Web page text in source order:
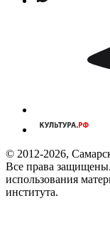
© 2012-2026,
Все права
использования
института.